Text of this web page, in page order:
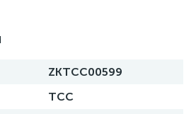
ZKTCC00599
ТСС